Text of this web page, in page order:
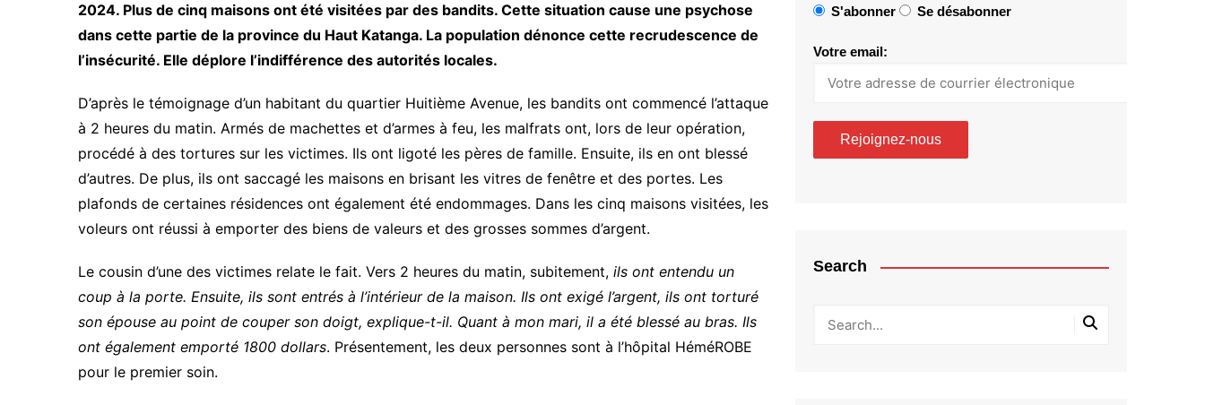
2024. Plus de cinq maisons ont été visitées par des bandits. Cette situation cause une psychose
dans cette partie de la province du Haut Katanga. La population dénonce cette recrudescence de
l’insécurité. Elle déplore l’indifférence des autorités locales.
D’après le témoignage d’un habitant du quartier Huitième Avenue, les bandits ont commencé l’attaque
à 2 heures du matin. Armés de machettes et d’armes à feu, les malfrats ont, lors de leur opération,
procédé à des tortures sur les victimes. Ils ont ligoté les pères de famille. Ensuite, ils en ont blessé
d’autres. De plus, ils ont saccagé les maisons en brisant les vitres de fenêtre et des portes. Les
plafonds de certaines résidences ont également été endommages. Dans les cinq maisons visitées, les
voleurs ont réussi à emporter des biens de valeurs et des grosses sommes d’argent.
Le cousin d’une des victimes relate le fait. Vers 2 heures du matin, subitement, ils ont entendu un
coup à la porte. Ensuite, ils sont entrés à l’intérieur de la maison. Ils ont exigé l’argent, ils ont torturé
son épouse au point de couper son doigt, explique-t-il. Quant à mon mari, il a été blessé au bras. Ils
ont également emporté 1800 dollars. Présentement, les deux personnes sont à l’hôpital HéméROBE
pour le premier soin.
S'abonner Se désabonner
Votre email:
Search